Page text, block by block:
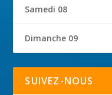
Samedi 08
Dimanche 09
SUIVEZ-NOUS